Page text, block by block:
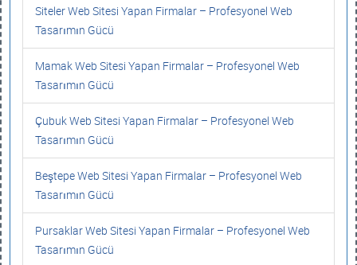
Siteler Web Sitesi Yapan Firmalar – Profesyonel Web
Tasarımın Gücü
Mamak Web Sitesi Yapan Firmalar – Profesyonel Web
Tasarımın Gücü
Çubuk Web Sitesi Yapan Firmalar – Profesyonel Web
Tasarımın Gücü
Beştepe Web Sitesi Yapan Firmalar – Profesyonel Web
Tasarımın Gücü
Pursaklar Web Sitesi Yapan Firmalar – Profesyonel Web
Tasarımın Gücü